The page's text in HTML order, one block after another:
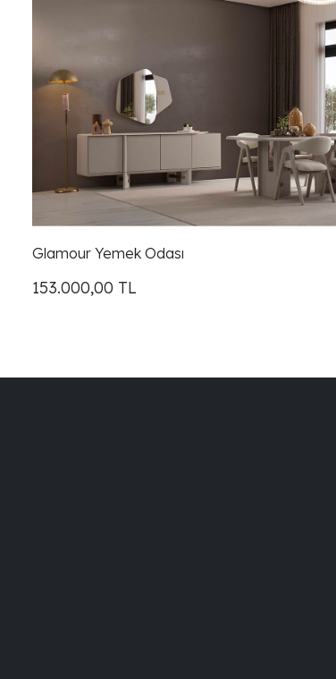
Glamour Yemek Odası
153.000,00 TL